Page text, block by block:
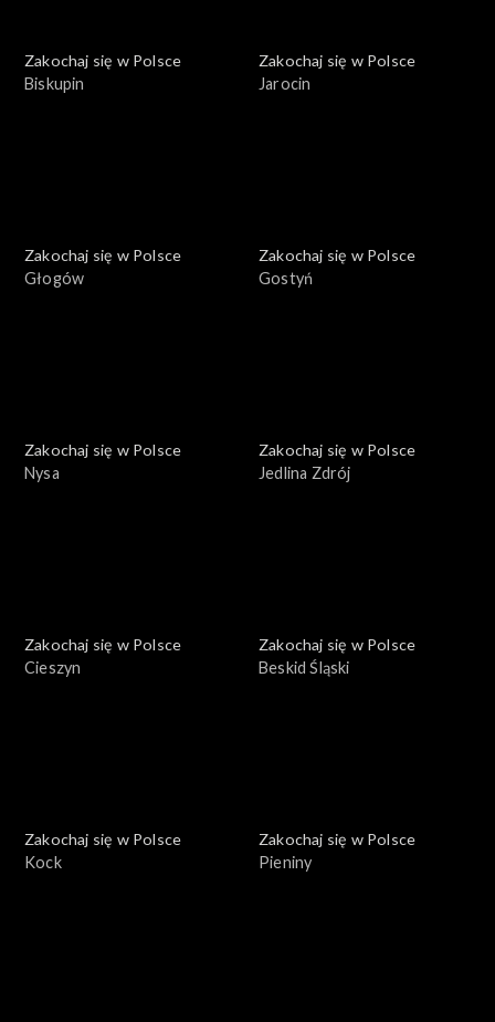
Zakochaj się w Polsce
Biskupin
Zakochaj się w Polsce
Jarocin
Zakochaj się w Polsce
Głogów
Zakochaj się w Polsce
Gostyń
Zakochaj się w Polsce
Nysa
Zakochaj się w Polsce
Jedlina Zdrój
Zakochaj się w Polsce
Cieszyn
Zakochaj się w Polsce
Beskid Śląski
Zakochaj się w Polsce
Kock
Zakochaj się w Polsce
Pieniny